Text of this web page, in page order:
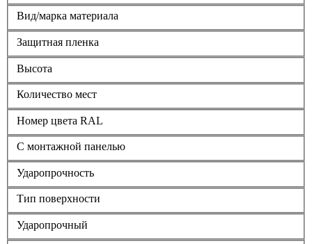
Вид/марка материала
Защитная пленка
Высота
Количество мест
Номер цвета RAL
С монтажной панелью
Ударопрочность
Тип поверхности
Ударопрочный